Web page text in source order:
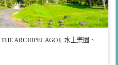
ARCHIPELAGO』水上樂園、